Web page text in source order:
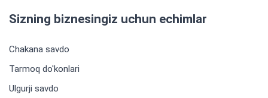
Sizning biznesingiz uchun echimlar
Chakana savdo
Tarmoq do'konlari
Ulgurji savdo